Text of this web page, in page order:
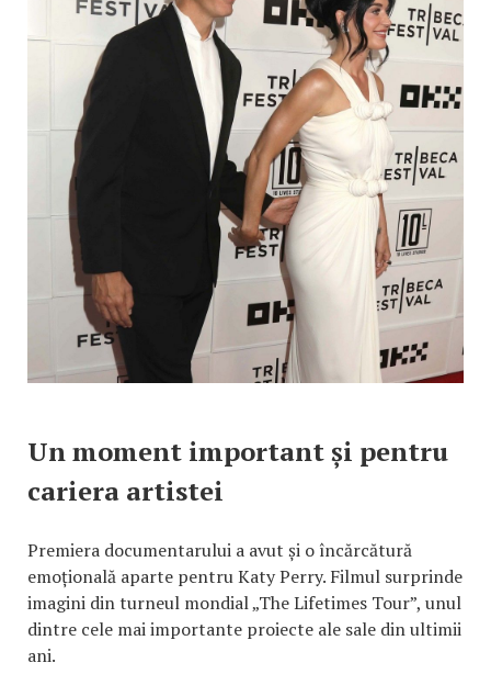
Un moment important și pentru
cariera artistei
Premiera documentarului a avut și o încărcătură
emoțională aparte pentru Katy Perry. Filmul surprinde
imagini din turneul mondial „The Lifetimes Tour”, unul
dintre cele mai importante proiecte ale sale din ultimii
ani.